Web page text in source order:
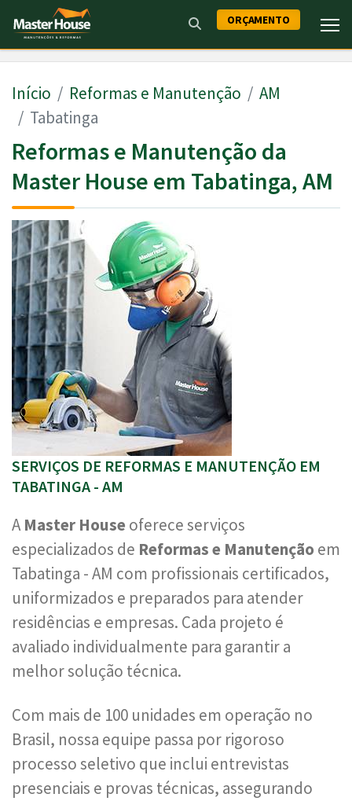
ORÇAMENTO
Início Reformas e Manutenção
AM
Tabatinga
Reformas e Manutenção da
Master House em Tabatinga, AM
SERVIÇOS DE REFORMAS E MANUTENÇÃO EM
TABATINGA - AM
AMaster House oferece serviços
especializados de Reformas e Manutenção em
Tabatinga - AM com profissionais certificados,
uniformizados e preparados para atender
residências e empresas. Cada projeto é
avaliado individualmente para garantir a
melhor solução técnica.
Com mais de 100 unidades em operação no
Brasil, nossa equipe passa por rigoroso
processo seletivo que inclui entrevistas
presenciais e provas técnicas, assegurando